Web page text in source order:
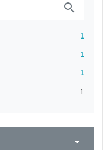
search
1
1
1
1
arrow_drop_down